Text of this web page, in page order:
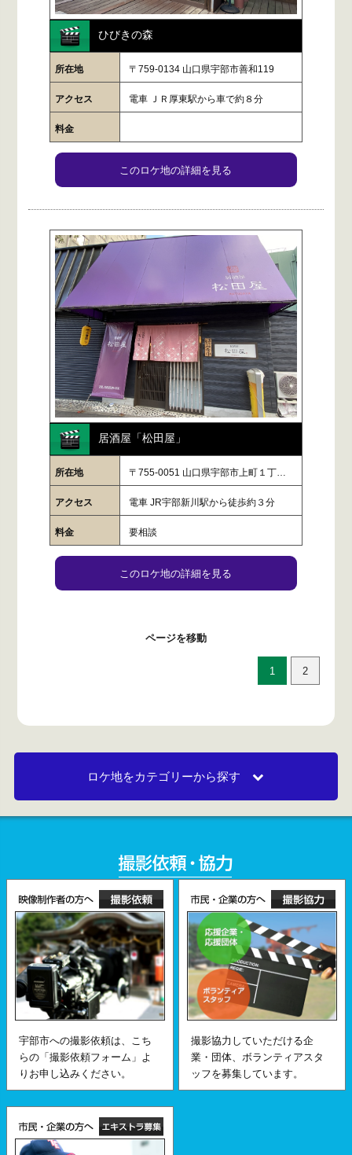
ひびきの森
所在地 〒759-0134 山口県宇部市善和119
アクセス 電車 ＪＲ厚東駅から車で約８分
料金
このロケ地の詳細を見る
居酒屋「松田屋」
所在地 〒755-0051 山口県宇部市上町１丁…
アクセス 電車 JR宇部新川駅から徒歩約３分
料金 要相談
このロケ地の詳細を見る
ページを移動
1 2
ロケ地をカテゴリーから探す
宇部市への撮影依頼は、こち
らの「撮影依頼フォーム」よ
りお申し込みください。
撮影協力していただける企
業・団体、ボランティアスタ
ッフを募集しています。